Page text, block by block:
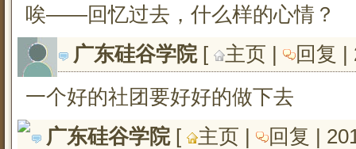
唉——回忆过去，什么样的心情？
广东硅谷学院[ 主页 | 回复 |
一个好的社团要好好的做下去
广东硅谷学院[ 主页 | 回复 |